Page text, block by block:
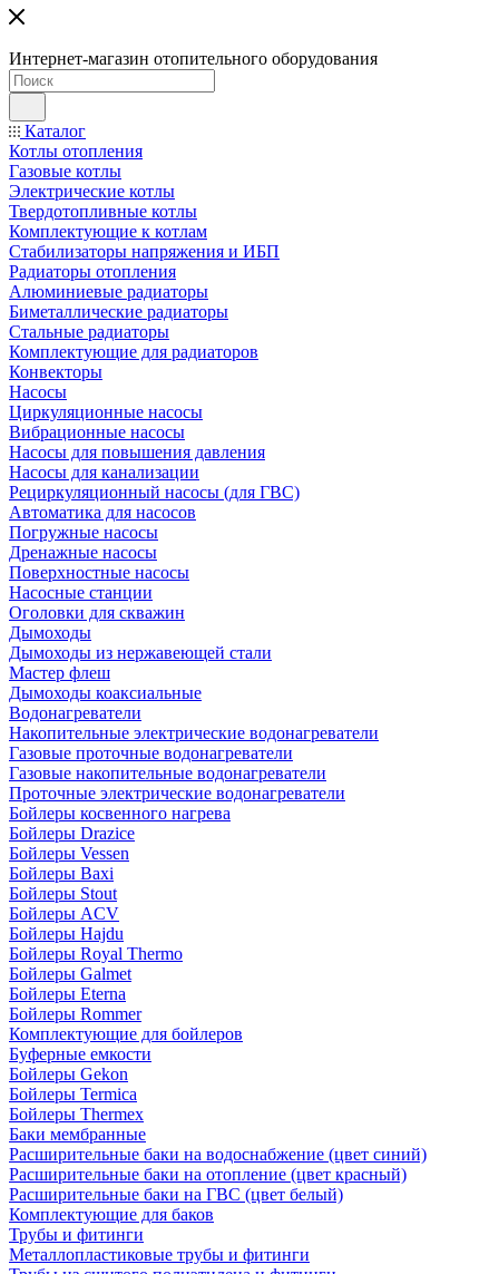
Интернет-магазин отопительного оборудования
Каталог
Котлы отопления
Газовые котлы
Электрические котлы
Твердотопливные котлы
Комплектующие к котлам
Стабилизаторы напряжения и ИБП
Радиаторы отопления
Алюминиевые радиаторы
Биметаллические радиаторы
Стальные радиаторы
Комплектующие для радиаторов
Конвекторы
Насосы
Циркуляционные насосы
Вибрационные насосы
Насосы для повышения давления
Насосы для канализации
Рециркуляционный насосы (для ГВС)
Автоматика для насосов
Погружные насосы
Дренажные насосы
Поверхностные насосы
Насосные станции
Оголовки для скважин
Дымоходы
Дымоходы из нержавеющей стали
Мастер флеш
Дымоходы коаксиальные
Водонагреватели
Накопительные электрические водонагреватели
Газовые проточные водонагреватели
Газовые накопительные водонагреватели
Проточные электрические водонагреватели
Бойлеры косвенного нагрева
Бойлеры Drazice
Бойлеры Vessen
Бойлеры Baxi
Бойлеры Stout
Бойлеры ACV
Бойлеры Hajdu
Бойлеры Royal Thermo
Бойлеры Galmet
Бойлеры Eterna
Бойлеры Rommer
Комплектующие для бойлеров
Буферные емкости
Бойлеры Gekon
Бойлеры Termica
Бойлеры Thermex
Баки мембранные
Расширительные баки на водоснабжение (цвет синий)
Расширительные баки на отопление (цвет красный)
Расширительные баки на ГВС (цвет белый)
Комплектующие для баков
Трубы и фитинги
Металлопластиковые трубы и фитинги